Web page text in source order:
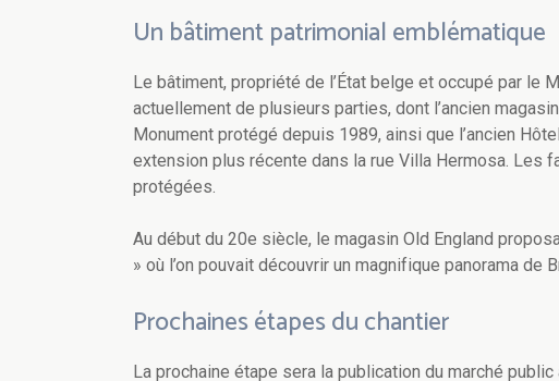
Un bâtiment patrimonial emblématique
Le bâtiment, propriété de l’État belge et occupé par
actuellement de plusieurs parties, dont l’ancien
Monument protégé depuis 1989, ainsi que l’ancien
extension plus récente dans la rue Villa Hermosa. Les
protégées.
Au début du 20e siècle, le magasin Old England
» où l’on pouvait découvrir un magnifique panorama de
Prochaines étapes du chantier
La prochaine étape sera la publication du marché